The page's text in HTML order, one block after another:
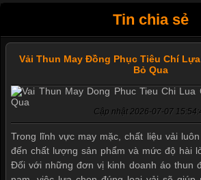
Tin chia sẻ
Vải Thun May Đồng Phục Tiêu Chí
Bỏ Qua
Cập nhật 2026-07-07
Trong lĩnh vực may mặc, chất liệu vải
đến chất lượng sản phẩm và mức độ hài
Đối với những đơn vị kinh doanh áo thun